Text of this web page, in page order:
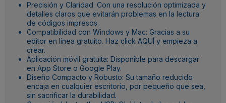
Precisión y Claridad: Con una resolución optimizada y
detalles claros que evitarán problemas en la lectura
de códigos impresos.
Compatibilidad con Windows y Mac: Gracias a su
editor en línea gratuito. Haz click AQUÍ y empieza a
crear.
Aplicación móvil gratuita: Disponible para descargar
en App Store o Google Play.
Diseño Compacto y Robusto: Su tamaño reducido
encaja en cualquier escritorio, por pequeño que sea,
sin sacrificar la durabilidad.